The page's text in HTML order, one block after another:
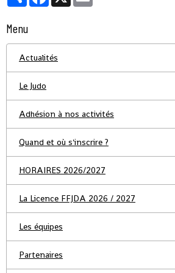
Menu
Actualités
Le Judo
Adhésion à nos activités
Quand et où s'inscrire ?
HORAIRES 2026/2027
La Licence FFJDA 2026 / 2027
Les équipes
Partenaires